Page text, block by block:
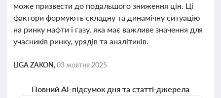
може призвести до подальшого зниження цін. Ці
фактори формують складну та динамічну ситуацію
на ринку нафти і газу, яка має важливе значення для
учасників ринку, урядів та аналітиків.
LIGA ZAKON,03 жовтня 2025
Повний AI-підсумок дня та статті-джерела